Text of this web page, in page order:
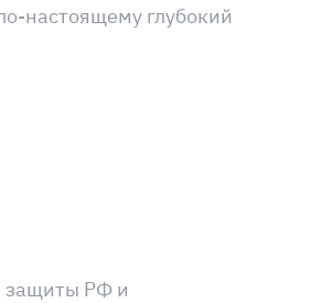
настоящему глубокий
защиты РФ и